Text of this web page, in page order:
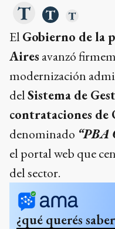
El Gobierno de la
Aires avanzó
modernización
delSistema de
contrataciones de
denominado “PBA
el portal web que
del sector.
¿qué querés